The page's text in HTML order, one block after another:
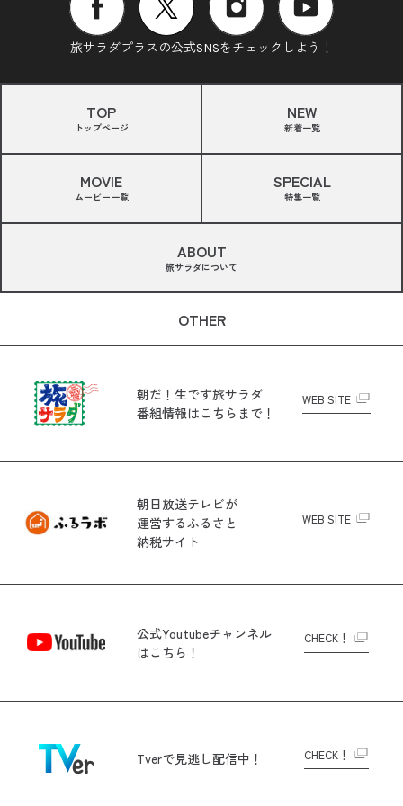
旅サラダプラスの公式SNSをチェックしよう！
TOP
トップページ
NEW
新着一覧
MOVIE
ムービー一覧
SPECIAL
特集一覧
ABOUT
旅サラダについて
OTHER
朝だ！生です旅サラダ
番組情報はこちらまで！
WEB SITE
朝日放送テレビが
運営するふるさと
納税サイト
WEB SITE
公式Youtubeチャンネル
はこちら！
CHECK！
Tverで見逃し配信中！ CHECK！